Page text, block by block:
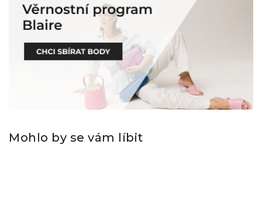
Mohlo by se vám líbit